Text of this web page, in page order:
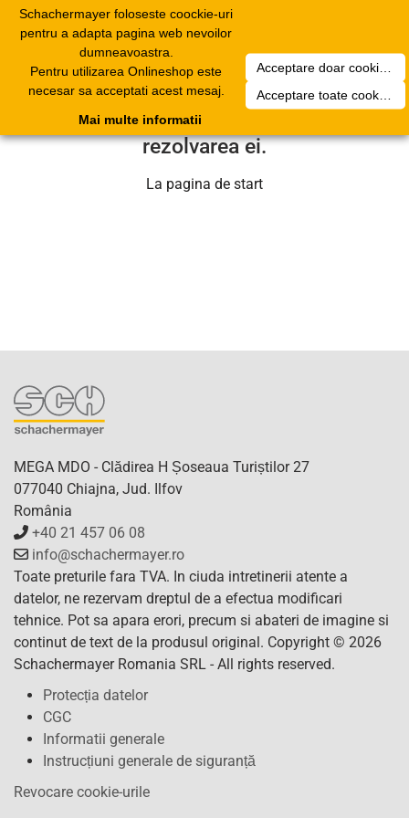
Schachermayer foloseste coockie-uri
pentru a adapta pagina web nevoilor
dumneavoastra.
Pentru utilizarea Onlineshop este
necesar sa acceptati acest mesaj.
Acceptare doar cookierurile necesare
Acceptare toate cookieurilor
Mai multe informatii
navigation
Din pacate a aparut o problema
tehnica. Echipa noastra se va ocupa de
rezolvarea ei.
La pagina de start
MEGA MDO - Clădirea H Șoseaua Turiștilor 27
077040 Chiajna, Jud. Ilfov
România
+40 21 457 06 08
info@schachermayer.ro
Toate preturile fara TVA. In ciuda intretinerii atente a
datelor, ne rezervam dreptul de a efectua modificari
tehnice. Pot sa apara erori, precum si abateri de imagine si
continut de text de la produsul original. Copyright © 2026
Schachermayer Romania SRL - All rights reserved.
Protecția datelor
CGC
Informatii generale
Instrucțiuni generale de siguranță
Revocare cookie-urile